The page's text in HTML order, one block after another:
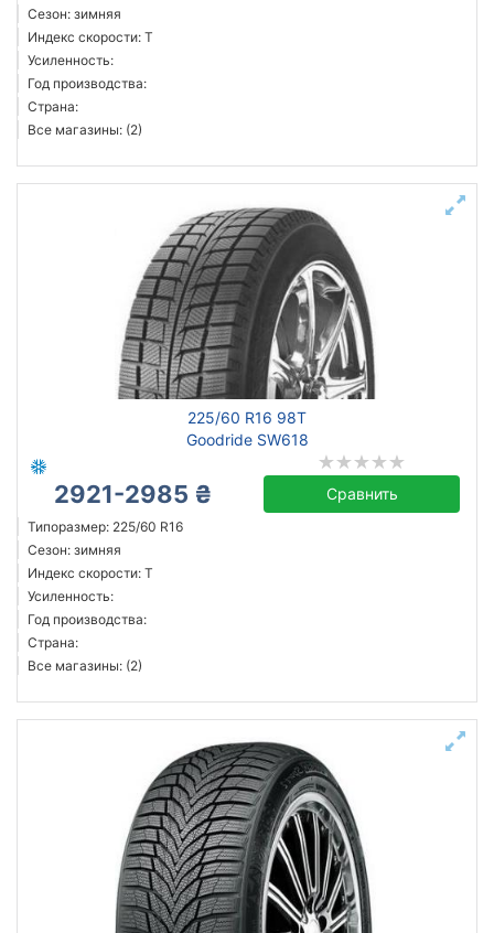
Сезон: зимняя
Индекс скорости: T
Усиленность:
Год производства:
Страна:
Все магазины: (2)
225/60 R16 98T
Goodride SW618
2921-2985 ₴ Сравнить
Типоразмер: 225/60 R16
Сезон: зимняя
Индекс скорости: T
Усиленность:
Год производства:
Страна:
Все магазины: (2)